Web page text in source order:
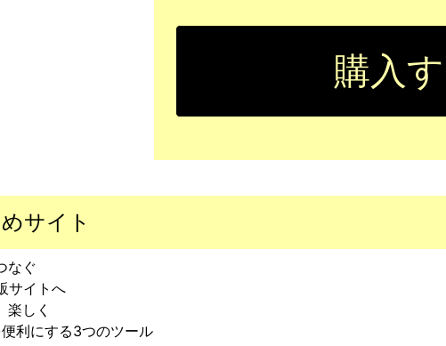
購入
サイト
なぐ
サイトへ
しく
利にする3つのツール